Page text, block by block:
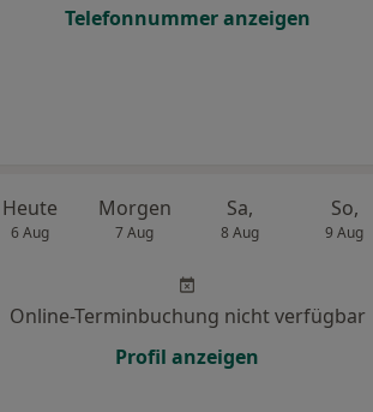
Telefonnummer anzeigen
Heute
6 Aug
Morgen
7 Aug
Sa,
8 Aug
So,
9 Aug
Online-Terminbuchung nicht verfügbar
Profil anzeigen